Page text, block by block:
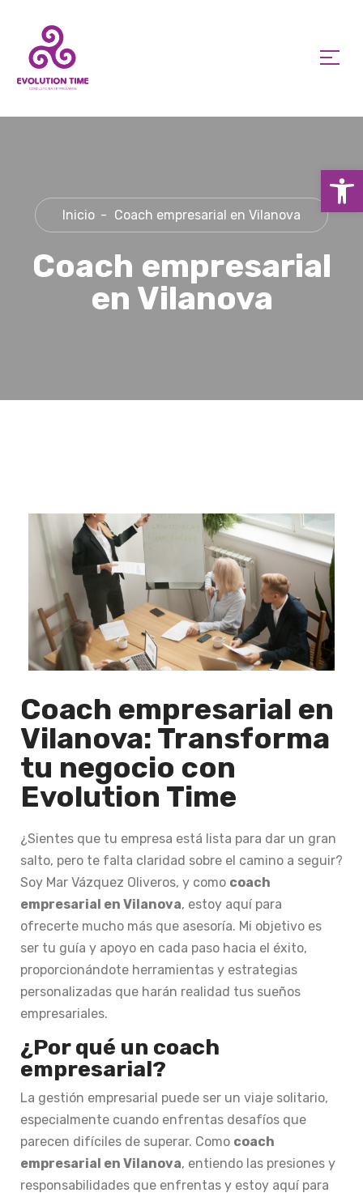
Inicio Coach empresarial en Vilanova
Coach empresarial
en Vilanova
Coach empresarial en
Vilanova: Transforma
tu negocio con
Evolution Time
¿Sientes que tu empresa está lista para dar un gran
salto, pero te falta claridad sobre el camino a seguir?
Soy Mar Vázquez Oliveros, y como coach
empresarial en Vilanova, estoy aquí para
ofrecerte mucho más que asesoría. Mi objetivo es
ser tu guía y apoyo en cada paso hacia el éxito,
proporcionándote herramientas y estrategias
personalizadas que harán realidad tus sueños
empresariales.
¿Por qué un coach
empresarial?
La gestión empresarial puede ser un viaje solitario,
especialmente cuando enfrentas desafíos que
parecen difíciles de superar. Como coach
empresarial en Vilanova, entiendo las presiones y
responsabilidades que enfrentas y estoy aquí para